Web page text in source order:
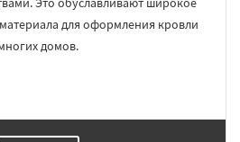
для оформления кровли
домов.